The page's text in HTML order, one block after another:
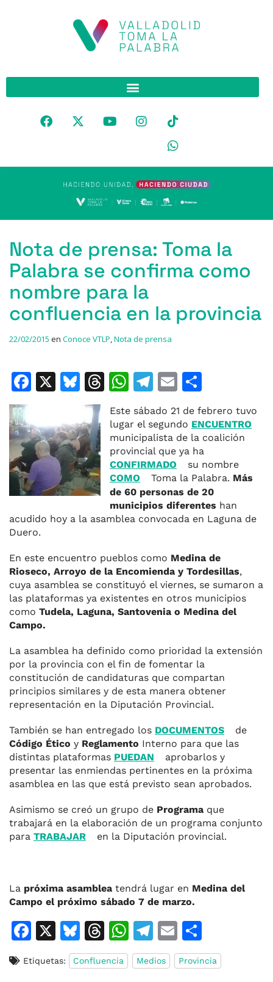
Nota de prensa: Toma la
Palabra se confirma como
nombre para la
confluencia en la provincia
22/02/2015 en Conoce VTLP,Nota de prensa
F
c
e
b
o
o
k
X
Bl
u
e
s
k
y
T
h
re
a
d
s
W
at
s
A
p
p
T
el
e
gr
a
m
E
m
ai
l
o
m
p
ar
ti
r
Este sábado 21 de febrero tuvo
lugar el segundo ENCUENTRO
municipalista de la coalición
provincial que ya ha
CONFIRMADO
su nombre
COMO
Toma la Palabra. Más
de 60 personas de 20
municipios diferentes han
acudido hoy a la asamblea convocada en Laguna de
Duero.
En este encuentro pueblos como Medina de
Rioseco, Arroyo de la Encomienda y Tordesillas,
cuya asamblea se constituyó el viernes, se sumaron a
las plataformas ya existentes en otros municipios
como Tudela, Laguna, Santovenia o Medina del
Campo.
La asamblea ha definido como prioridad la extensión
por la provincia con el fin de fomentar la
constitución de candidaturas que compartan
principios similares y de esta manera obtener
representación en la Diputación Provincial.
También se han entregado los DOCUMENTOS
de
Código Ético y Reglamento Interno para que las
distintas plataformas PUEDAN
aprobarlos y
presentar las enmiendas pertinentes en la próxima
asamblea en las que está previsto sean aprobados.
Asimismo se creó un grupo de Programa que
trabajará en la elaboración de un programa conjunto
para TRABAJAR en la Diputación provincial.
La próxima asamblea tendrá lugar en Medina del
Campo el próximo sábado 7 de marzo.
F
c
X
Bl
u
e
T
h
re
W
h
at
T
el
e
E
m
ai
o
m
Etiquetas: Confluencia Medios Provincia